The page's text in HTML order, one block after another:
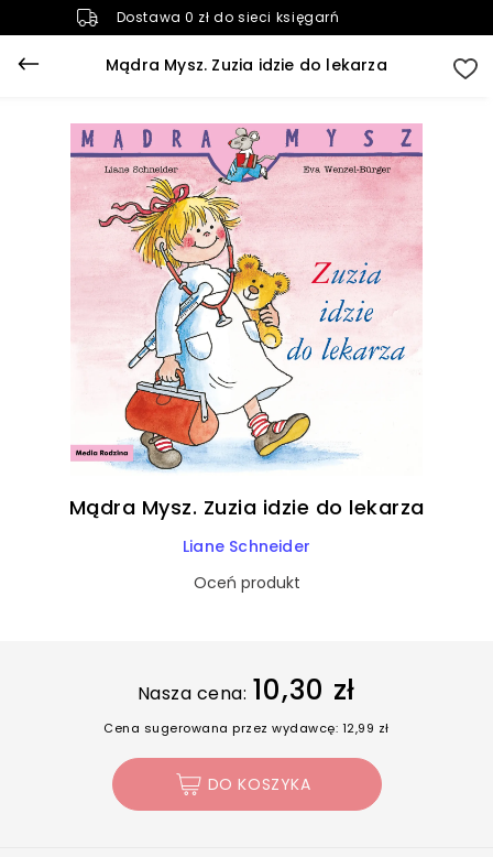
Dostawa 0 zł do sieci księgarń
Mądra Mysz. Zuzia idzie do lekarza
Mądra Mysz. Zuzia idzie do lekarza
Liane Schneider
Oceń produkt
Nasza cena: 10,30 zł
Cena sugerowana przez wydawcę: 12,99 zł
DO KOSZYKA